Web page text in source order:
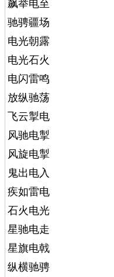
飙举电至
驰骋疆场
电光朝露
电光石火
电闪雷鸣
放纵驰荡
飞云掣电
风驰电掣
风旋电掣
鬼出电入
疾如雷电
石火电光
星驰电走
星旗电戟
纵横驰骋